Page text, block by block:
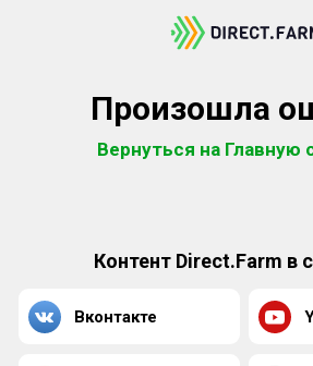
Произошла
Вернуться на Главную
Контент Direct.Farm в
Вконтакте